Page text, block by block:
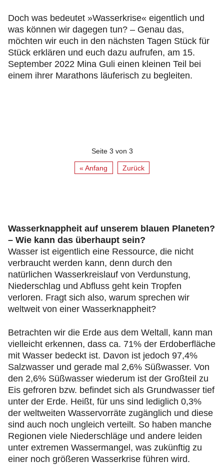
Doch was bedeutet »Wasserkrise« eigentlich und
was können wir dagegen tun? – Genau das,
möchten wir euch in den nächsten Tagen Stück für
Stück erklären und euch dazu aufrufen, am 15.
September 2022 Mina Guli einen kleinen Teil bei
einem ihrer Marathons läuferisch zu begleiten.
Seite 3 von 3
« Anfang Zurück
Wasserknappheit auf unserem blauen Planeten?
– Wie kann das überhaupt sein?
Wasser ist eigentlich eine Ressource, die nicht
verbraucht werden kann, denn durch den
natürlichen Wasserkreislauf von Verdunstung,
Niederschlag und Abfluss geht kein Tropfen
verloren. Fragt sich also, warum sprechen wir
weltweit von einer Wasserknappheit?
Betrachten wir die Erde aus dem Weltall, kann man
vielleicht erkennen, dass ca. 71% der Erdoberfläche
mit Wasser bedeckt ist. Davon ist jedoch 97,4%
Salzwasser und gerade mal 2,6% Süßwasser. Von
den 2,6% Süßwasser wiederum ist der Großteil zu
Eis gefroren bzw. befindet sich als Grundwasser tief
unter der Erde. Heißt, für uns sind lediglich 0,3%
der weltweiten Wasservorräte zugänglich und diese
sind auch noch ungleich verteilt. So haben manche
Regionen viele Niederschläge und andere leiden
unter extremen Wassermangel, was zukünftig zu
einer noch größeren Wasserkrise führen wird.